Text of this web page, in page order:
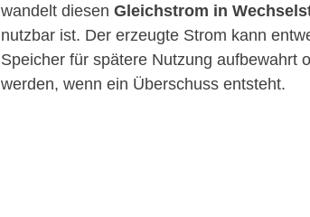
wandelt diesen Gleichstrom in
nutzbar ist. Der erzeugte Strom kann
Speicher für spätere Nutzung aufbewahrt
werden, wenn ein Überschuss entsteht.